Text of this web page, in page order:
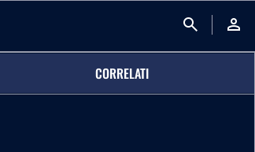
search person
CORRELATI